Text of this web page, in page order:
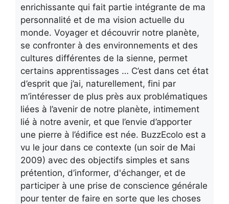
enrichissante qui fait partie intégrante de ma
personnalité et de ma vision actuelle du
monde. Voyager et découvrir notre planète,
se confronter à des environnements et des
cultures différentes de la sienne, permet
certains apprentissages … C’est dans cet état
d’esprit que j’ai, naturellement, fini par
m’intéresser de plus près aux problématiques
liées à l’avenir de notre planète, intimement
lié à notre avenir, et que l’envie d’apporter
une pierre à l’édifice est née. BuzzEcolo est a
vu le jour dans ce contexte (un soir de Mai
2009) avec des objectifs simples et sans
prétention, d’informer, d'échanger, et de
participer à une prise de conscience générale
pour tenter de faire en sorte que les choses